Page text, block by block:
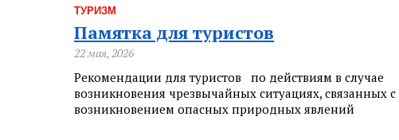
ТУРИЗМ
Памятка для туристов
22 мая, 2026
Рекомендации для туристов по действиям в случае
возникновения чрезвычайных ситуациях, связанных с
возникновением опасных природных явлений